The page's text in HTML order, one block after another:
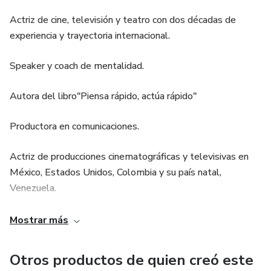
“Todos tenemos derecho a o ser la naturalidad cuando la
en el actor” Profesor Gustavo Muñoz.
PD: Este es el primer seminario web (infoproducto) de
eficacia que necesita un actor en el set de grabación.
@SharonDelSirius
Actriz de cine, televisión y teatro con dos décadas de
experiencia y trayectoria internacional.
Speaker y coach de mentalidad.
Autora del libro"Piensa rápido, actúa rápido"
Productora en comunicaciones.
Actriz de producciones cinematográficas y televisivas en
México, Estados Unidos, Colombia y su país natal,
Venezuela.
Sus tips, métodos y teorías conseguidas a lo largo de sus
que se hacen las producciones en los diferentes formatos
Mostrar más
Otros productos de quien creó este